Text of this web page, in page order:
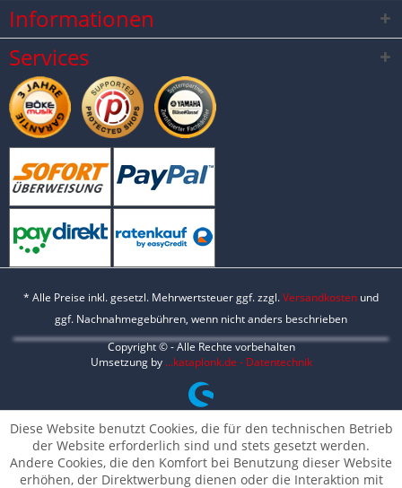
Informationen
Services
* Alle Preise inkl. gesetzl. Mehrwertsteuer ggf. zzgl.Versandkosten und
ggf. Nachnahmegebühren, wenn nicht anders beschrieben
Copyright © - Alle Rechte vorbehalten
Umsetzung by ...kataplonk.de - Datentechnik
Diese Website benutzt Cookies, die für den technischen Betrieb
der Website erforderlich sind und stets gesetzt werden.
Andere Cookies, die den Komfort bei Benutzung dieser Website
erhöhen, der Direktwerbung dienen oder die Interaktion mit